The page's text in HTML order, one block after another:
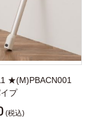
★(M)PBACN001
プ
(税込)